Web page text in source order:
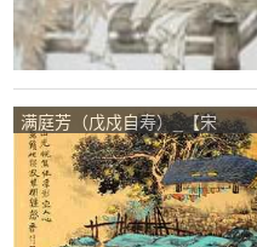
满庭芳（戊戍自寿）_【宋
朝】_【程必】